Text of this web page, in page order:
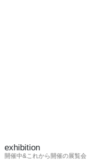
exhibition
開催中&これから開催の展覧会